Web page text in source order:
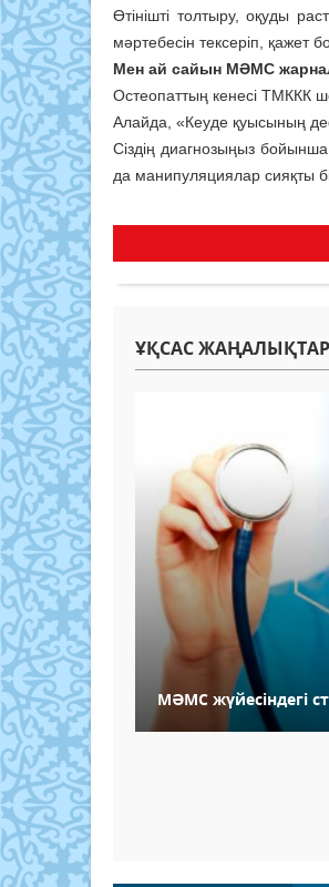
Өтінішті толтыру, оқуды
мәртебесін тексеріп, қажет
Мен ай сайын МӘМС
Остеопаттың кенесі ТМККК
Алайда, «Кеуде қуысының
Сіздің диагнозыңыз
да манипуляциялар сияқты
ҰҚСАС
МӘМС жүйесіндегі